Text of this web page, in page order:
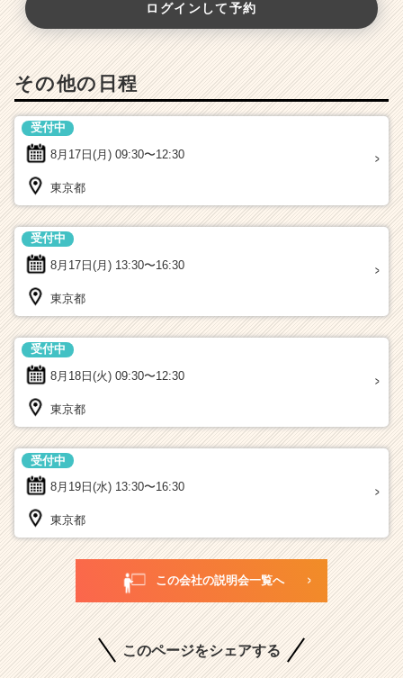
ログインして予約
その他の日程
8月17日(月) 09:30〜12:30
受付中
東京都
8月17日(月) 13:30〜16:30
受付中
東京都
8月18日(火) 09:30〜12:30
受付中
東京都
8月19日(水) 13:30〜16:30
受付中
東京都
この会社の説明会一覧へ
このページをシェアする